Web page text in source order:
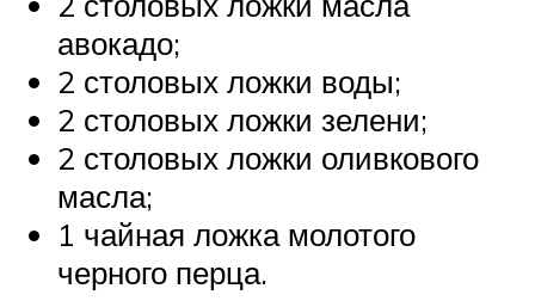
авокадо;
2 столовых ложки воды;
2 столовых ложки зелени;
2 столовых ложки оливкового
масла;
1 чайная ложка молотого
черного перца.